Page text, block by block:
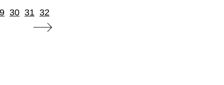
30 31 32